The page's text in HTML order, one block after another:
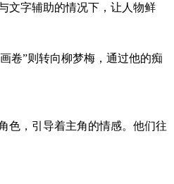
文字辅助的情况下，让人物鲜
卷”则转向柳梦梅，通过他的痴
色，引导着主角的情感。他们往